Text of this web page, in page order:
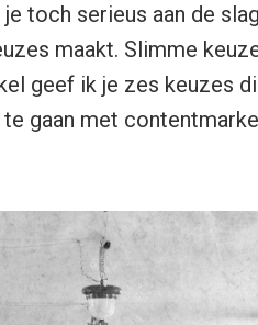
toch serieus aan de
maakt. Slimme
geef ik je zes keuzes
gaan met